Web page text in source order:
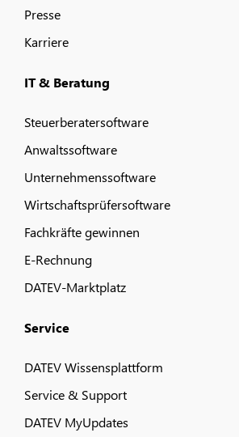
Presse
Karriere
IT & Beratung
Steuerberatersoftware
Anwaltssoftware
Unternehmenssoftware
Wirtschaftsprüfersoftware
Fachkräfte gewinnen
E-Rechnung
DATEV-Marktplatz
Service
DATEV Wissensplattform
Service & Support
DATEV MyUpdates